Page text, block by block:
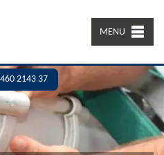
MENU
2143 37